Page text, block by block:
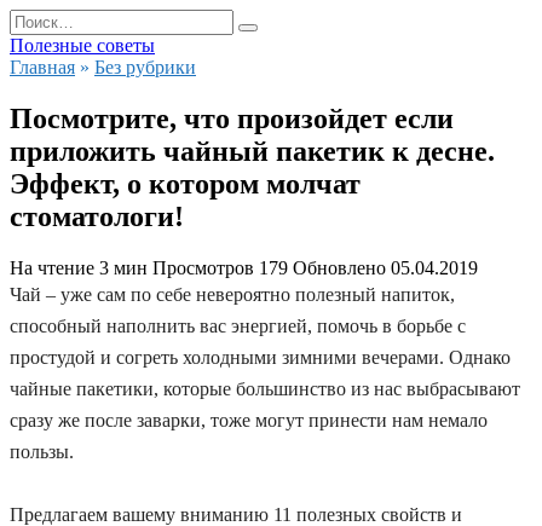
Перейти
к
содержанию
Search
for:
Полезные советы
Главная » Без рубрики
Посмотрите, что произойдет если
приложить чайный пакетик к десне.
Эффект, о котором молчат
стоматологи!
На чтение 3 мин Просмотров 179 Обновлено 05.04.2019
Чай – уже сам по себе невероятно полезный напиток,
способный наполнить вас энергией, помочь в борьбе с
простудой и согреть холодными зимними вечерами. Однако
чайные пакетики, которые большинство из нас выбрасывают
сразу же после заварки, тоже могут принести нам немало
пользы.
Предлагаем вашему вниманию 11 полезных свойств и